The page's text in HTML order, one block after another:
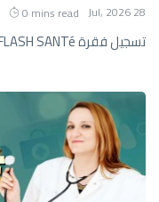
28 Jul, 2026
0 mins read
تسجيل فقرة FLASH SANTé مع أمان عيسى